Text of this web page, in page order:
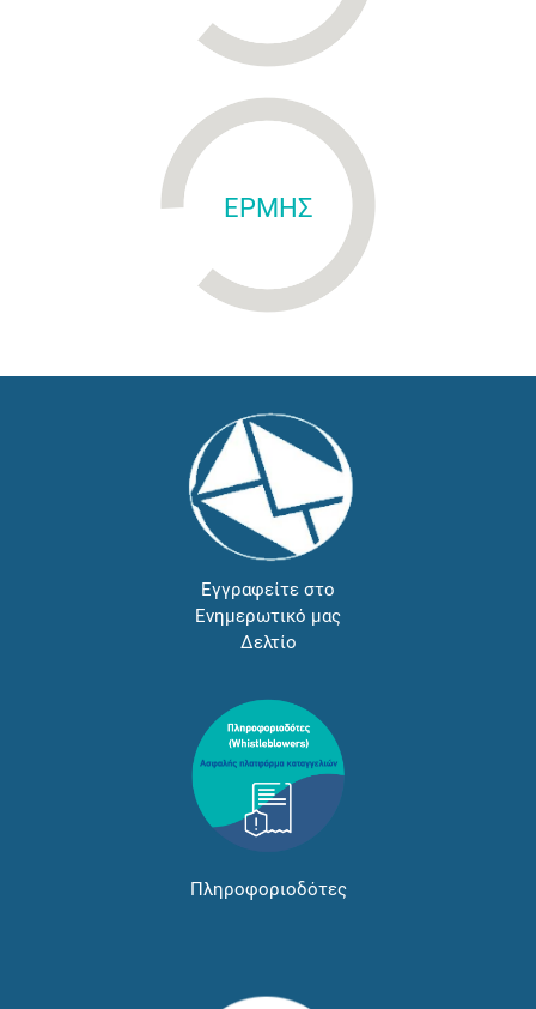
ΕΡΜΗΣ
Εγγραφείτε στο
Ενημερωτικό μας
Δελτίο
Πληροφοριοδότες